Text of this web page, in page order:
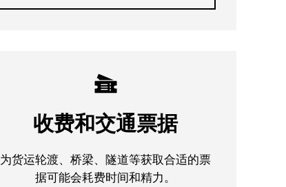
收费和交通票据
为货运轮渡、桥梁、隧道等获取合适的票
据可能会耗费时间和精力。